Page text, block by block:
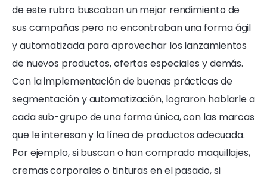
de este rubro buscaban un mejor rendimiento de
sus campañas pero no encontraban una forma ágil
y automatizada para aprovechar los lanzamientos
de nuevos productos, ofertas especiales y demás.
Con la implementación de buenas prácticas de
segmentación y automatización, lograron hablarle a
cada sub-grupo de una forma única, con las marcas
que le interesan y la línea de productos adecuada.
Por ejemplo, si buscan o han comprado maquillajes,
cremas corporales o tinturas en el pasado, si